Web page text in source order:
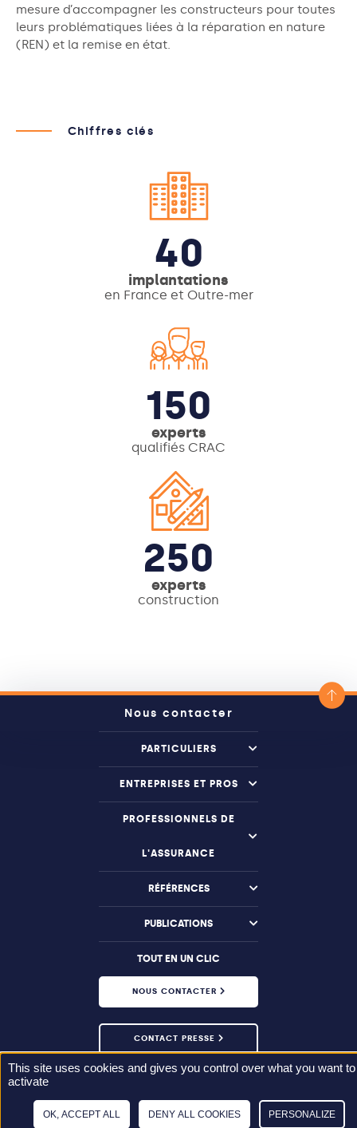
mesure d’accompagner les constructeurs pour toutes
leurs problématiques liées à la réparation en nature
(REN) et la remise en état.
Chiffres clés
40
implantations
en France et Outre-mer
150
experts
qualifiés CRAC
250
experts
construction
Nous contacter
PARTICULIERS
ENTREPRISES ET PROS
PROFESSIONNELS DE
L'ASSURANCE
RÉFÉRENCES
PUBLICATIONS
TOUT EN UN CLIC
NOUS CONTACTER
CONTACT PRESSE
This site uses cookies and gives you control over what you want to
activate
OK, ACCEPT ALL DENY ALL COOKIES PERSONALIZE